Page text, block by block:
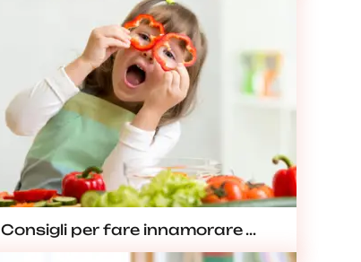
Consigli per fare innamorare ...